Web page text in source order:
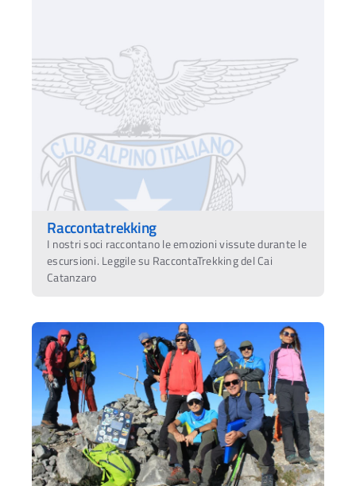
Raccontatrekking
I nostri soci raccontano le emozioni vissute durante le
escursioni. Leggile su RaccontaTrekking del Cai
Catanzaro